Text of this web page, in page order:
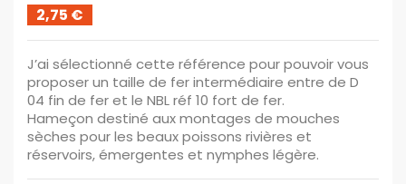
Soies de pêche
2,75 €
J’ai sélectionné cette référence pour pouvoir vous
proposer un taille de fer intermédiaire entre de D
04 fin de fer et le NBL réf 10 fort de fer.
Hameçon destiné aux montages de mouches
sèches pour les beaux poissons rivières et
réservoirs, émergentes et nymphes légère.